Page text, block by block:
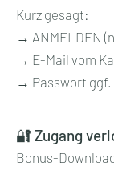
Kurz gesagt:
→ ANMELDEN
→ E-Mail vom
→ Passwort ggf.
🔐 Zugang
Bonus-